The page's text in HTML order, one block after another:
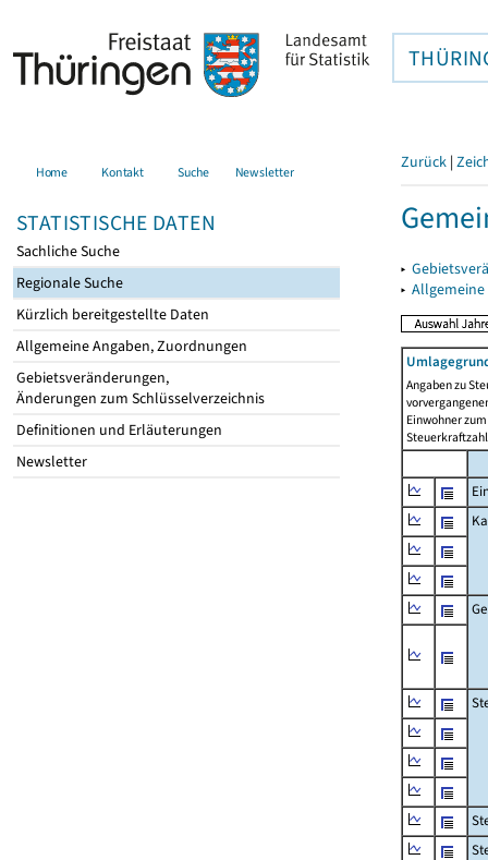
Home Kontakt Suche Newsletter
STATISTISCHE DATEN
Sachliche Suche
Regionale Suche
Kürzlich bereitgestellte Daten
Allgemeine Angaben, Zuordnungen
Gebietsveränderungen,
Änderungen zum Schlüsselverzeichnis
Definitionen und Erläuterungen
Newsletter
Zurück |
▸
▸
Angaben zu
Einwohner